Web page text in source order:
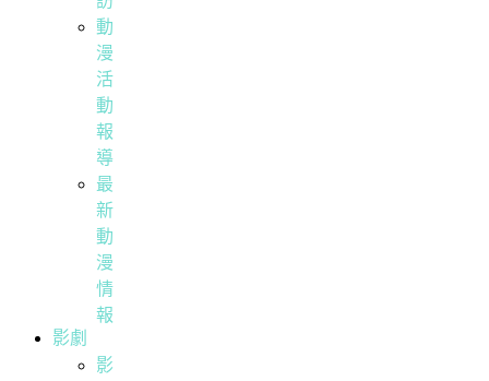
動
漫
活
動
報
導
最
新
動
漫
情
報
影劇
影